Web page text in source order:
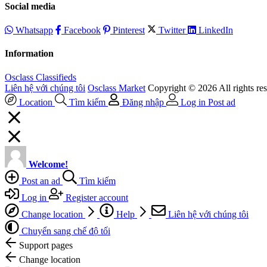
Social media
Whatsapp Facebook Pinterest Twitter LinkedIn
Information
Osclass Classifieds
Liên hệ với chúng tôi Osclass Market Copyright © 2026 All rights
Location
Tìm kiếm Đăng nhập Log in Post ad
Welcome!
Post an ad
Tìm kiếm
Log in
Register account
Change location
Help
Liên hệ với chúng tôi
Chuyển sang chế độ tối
Support pages
Change location